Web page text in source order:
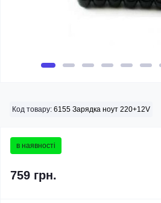
Код товару: 6155 Зарядка ноут 220+12V
в наявності
759 грн.